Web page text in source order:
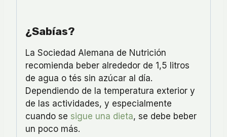
¿Sabías?
La Sociedad Alemana de Nutrición
recomienda beber alrededor de 1,5 litros
de agua o tés sin azúcar al día.
Dependiendo de la temperatura exterior y
de las actividades, y especialmente
cuando se sigue una dieta, se debe beber
un poco más.